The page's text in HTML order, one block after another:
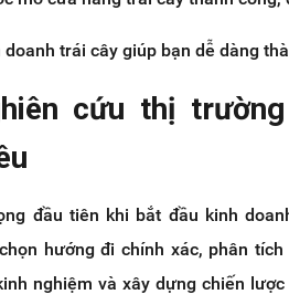
trái cây giúp bạn dễ dàng
cứu thị
đầu tiên khi bắt đầu kinh
hướng đi chính xác, phân
nghiệm và xây dựng chiến